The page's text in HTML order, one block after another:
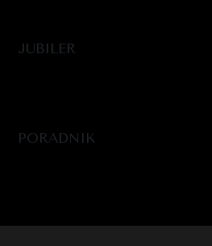
JUBILER
PORADNIK